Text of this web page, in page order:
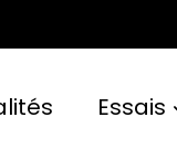
Essais